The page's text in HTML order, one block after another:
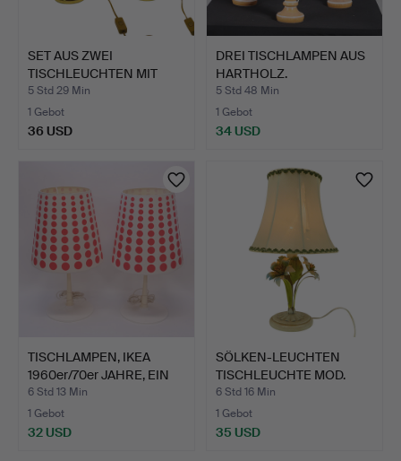
SET AUS ZWEI
TISCHLEUCHTEN MIT
MESSINGFARB…
5 Std 29 Min
1 Gebot
36 USD
DREI TISCHLAMPEN AUS
HARTHOLZ.
5 Std 48 Min
1 Gebot
34 USD
TISCHLAMPEN, IKEA
1960er/70er JAHRE, EIN
P…
6 Std 13 Min
1 Gebot
32 USD
SÖLKEN-LEUCHTEN
TISCHLEUCHTE MOD.
2441/01 …
6 Std 16 Min
1 Gebot
35 USD